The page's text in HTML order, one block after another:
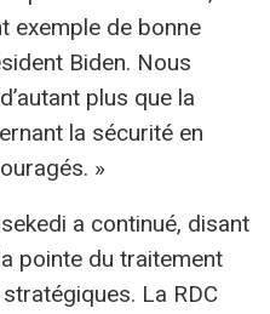
exemple de bonne
Biden. Nous
plus que la
la sécurité en
»
a continué, disant
pointe du traitement
La RDC